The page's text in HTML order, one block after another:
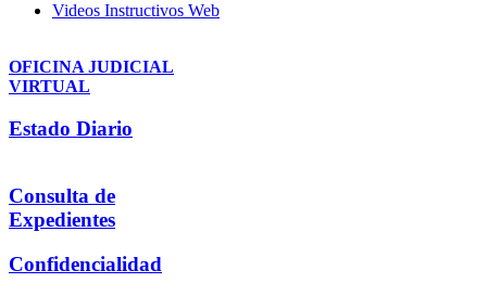
Videos Instructivos Web
OFICINA JUDICIAL
VIRTUAL
Estado Diario
Consulta de
Expedientes
Confidencialidad